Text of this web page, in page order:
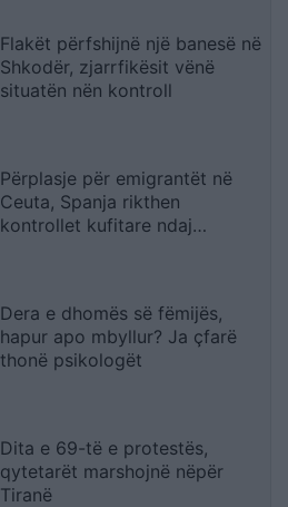
Flakët përfshijnë një banesë në
Shkodër, zjarrfikësit vënë
situatën nën kontroll
Përplasje për emigrantët në
Ceuta, Spanja rikthen
kontrollet kufitare ndaj
Dera e dhomës së fëmijës,
hapur apo mbyllur? Ja çfarë
thonë psikologët
Dita e 69-të e protestës,
qytetarët marshojnë nëpër
Tiranë